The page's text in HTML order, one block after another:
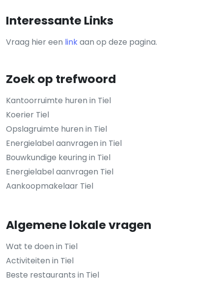
Interessante Links
Vraag hier een linkaan op deze pagina.
Zoek op trefwoord
Kantoorruimte huren in Tiel
Koerier Tiel
Opslagruimte huren in Tiel
Energielabel aanvragen in Tiel
Bouwkundige keuring in Tiel
Energielabel aanvragen Tiel
Aankoopmakelaar Tiel
Algemene lokale vragen
Wat te doen in Tiel
Activiteiten in Tiel
Beste restaurants in Tiel